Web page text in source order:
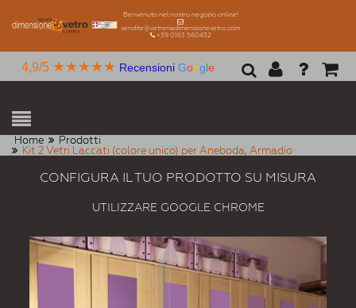
Benvenuto nel nostro negozio online!
vendite@vetreriadimensionevetro.com
+39 0163 560432
4,9/5 ★★★★★ Recensioni Google
Home
Prodotti
Kit 2 Vetri Laccati (colore unico) per Aneboda, Armadio
CONFIGURA IL TUO PRODOTTO SU MISURA
UTILIZZARE GOOGLE CHROME